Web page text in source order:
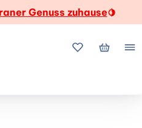
Genuss zuhause🍋
MeineMein